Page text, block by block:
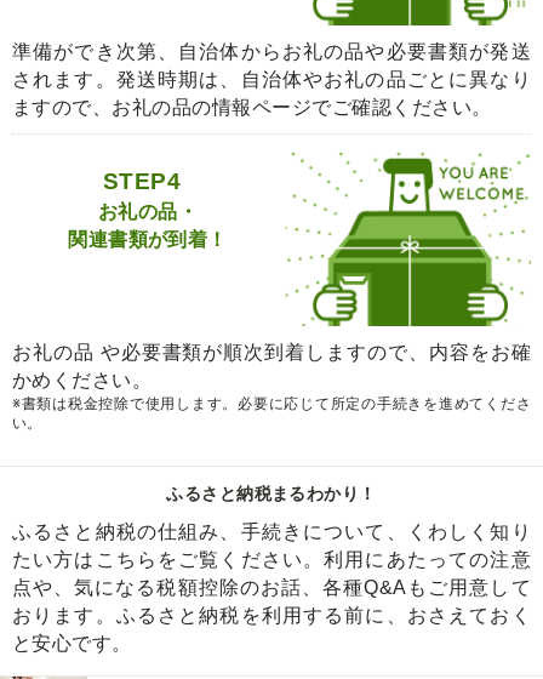
準備ができ次第、自治体からお礼の品や必要書類が発送
されます。発送時期は、自治体やお礼の品ごとに異なり
ますので、お礼の品の情報ページでご確認ください。
STEP4
お礼の品・
関連書類が到着！
お礼の品 や必要書類が順次到着しますので、内容をお確
かめください。
※書類は税金控除で使用します。必要に応じて所定の手続きを進めてくださ
い。
ふるさと納税まるわかり！
ふるさと納税の仕組み、手続きについて、くわしく知り
たい方はこちらをご覧ください。利用にあたっての注意
点や、気になる税額控除のお話、各種Q&Aもご用意して
おります。ふるさと納税を利用する前に、おさえておく
と安心です。